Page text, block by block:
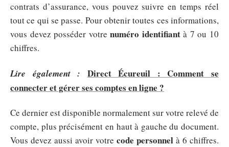
contrats d’assurance, vous pouvez suivre en temps réel
tout ce qui se passe. Pour obtenir toutes ces informations,
vous devez posséder votrenuméro identifiantà 7 ou 10
chiffres.
Lire également :
Direct Écureuil : Comment se
connecter et gérer ses comptes en ligne ?
Ce dernier est disponible normalement sur votre relevé de
compte, plus précisément en haut à gauche du document.
Vous devez aussi avoir votre code personnel à 6 chiffres.